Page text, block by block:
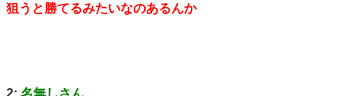
狙うと勝てるみたいなのあるんか